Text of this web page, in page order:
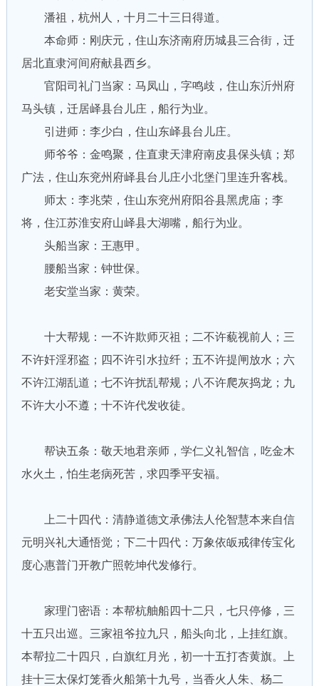
潘祖，杭州人，十月二十三日得道。
本命师：刚庆元，住山东济南府历城县三合街，迁
居北直隶河间府献县西乡。
官阳司礼门当家：马凤山，字鸣歧，住山东沂州府
马头镇，迁居峄县台儿庄，船行为业。
引进师：李少白，住山东峄县台儿庄。
师爷爷：金鸣聚，住直隶天津府南皮县保头镇；郑
广法，住山东兖州府峄县台儿庄小北堡门里连升客栈。
师太：李兆荣，住山东兖州府阳谷县黑虎庙；李
将，住江苏淮安府山峄县大湖嘴，船行为业。
头船当家：王惠甲。
腰船当家：钟世保。
老安堂当家：黄荣。
十大帮规：一不许欺师灭祖；二不许藐视前人；三
不许奸淫邪盗；四不许引水拉纤；五不许提闸放水；六
不许江湖乱道；七不许扰乱帮规；八不许爬灰捣龙；九
不许大小不遵；十不许代发收徒。
帮诀五条：敬天地君亲师，学仁义礼智信，吃金木
水火土，怕生老病死苦，求四季平安福。
上二十四代：清静道德文承佛法人伦智慧本来自信
元明兴礼大通悟觉；下二十四代：万象依皈戒律传宝化
度心惠普门开教广照乾坤代发修行。
家理门密语：本帮杭舳船四十二只，七只停修，三
十五只出巡。三家祖爷拉九只，船头向北，上挂红旗。
本帮拉二十四只，白旗红月光，初一十五打杏黄旗。上
挂十三太保灯笼香火船第十九号，当香火人朱、杨二